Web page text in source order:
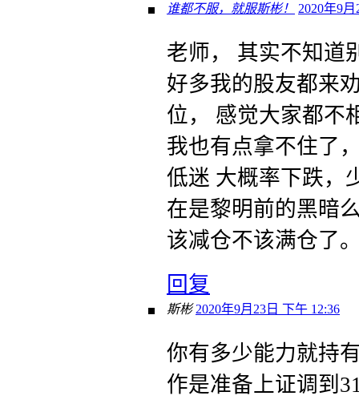
谁都不服，就服斯彬！ 2020年9
老师， 其实不知道
好多我的股友都来
位， 感觉大家都不
我也有点拿不住了
低迷 大概率下跌，
在是黎明前的黑暗
该减仓不该满仓了
回复
斯彬 2020年9月23日 下午 12:36
你有多少能力就持
作是准备上证调到